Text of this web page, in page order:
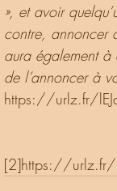
», et avoir
contre, annoncer
aura également à
de l’annoncer à
https://urlz.fr/
[2]https://urlz.fr/